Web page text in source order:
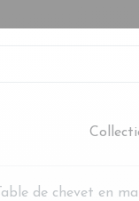
Table de chevet en